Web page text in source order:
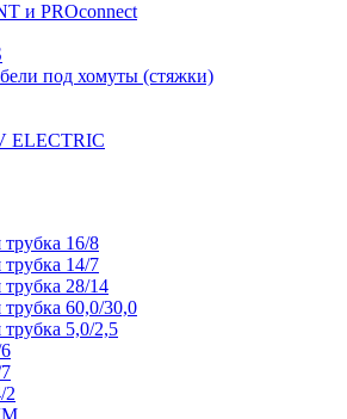
и PROconnect
под хомуты (стяжки)
ELECTRIC
трубка 16/8
трубка 14/7
трубка 28/14
60,0/30,0
трубка 5,0/2,5
2